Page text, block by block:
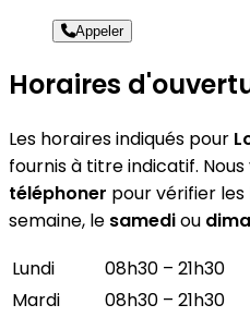
Appeler
Horaires
Les horaires indiqués pour
fournis à titre indicatif.
téléphoner pour vérifier
semaine, le samediou
Lundi
08h30 – 21h30
Mardi
08h30 – 21h30